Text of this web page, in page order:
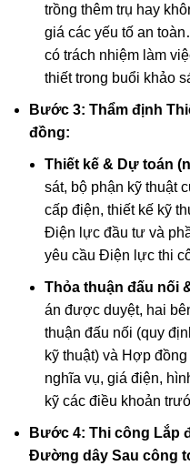
trồng thêm trụ hay
giá các yếu tố an
có trách nhiệm làm
thiết trong buổi khảo
Bước 3: Thẩm định
đồng:
Thiết kế & Dự toán
sát, bộ phận kỹ thuật
cấp điện, thiết kế kỹ
Điện lực đầu tư và
yêu cầu Điện lực thi
Thỏa thuận đấu nối
án được duyệt, hai
thuận đấu nối (quy
kỹ thuật) và Hợp
nghĩa vụ, giá điện,
kỹ các điều khoản
Bước 4: Thi công Lắp
Đường dây Sau công